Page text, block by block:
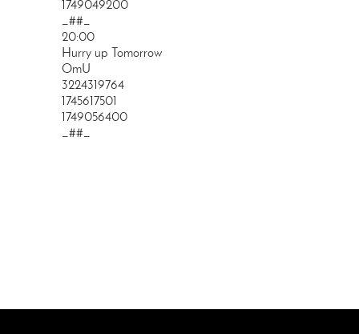
1749049200
_##_
20:00
Hurry up Tomorrow
OmU
3224319764
1745617501
1749056400
_##_